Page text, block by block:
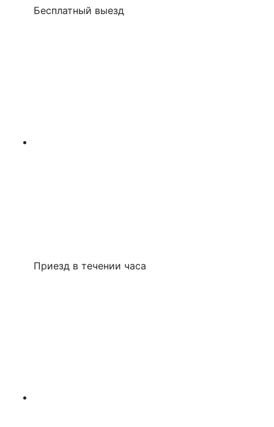
Бесплатный выезд
Приезд в течении часа